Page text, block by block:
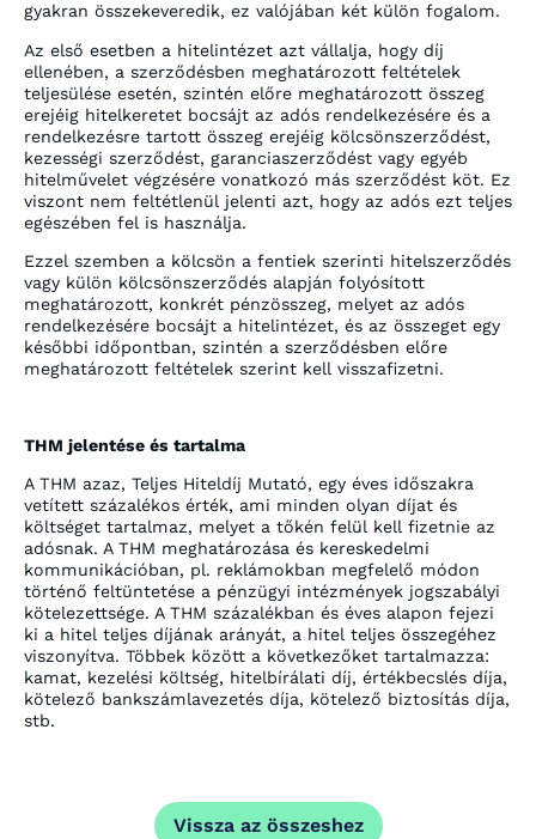
gyakran összekeveredik, ez valójában két külön fogalom.
Az első esetben a hitelintézet azt vállalja, hogy díj
ellenében, a szerződésben meghatározott feltételek
teljesülése esetén, szintén előre meghatározott összeg
erejéig hitelkeretet bocsájt az adós rendelkezésére és a
rendelkezésre tartott összeg erejéig kölcsönszerződést,
kezességi szerződést, garanciaszerződést vagy egyéb
hitelművelet végzésére vonatkozó más szerződést köt. Ez
viszont nem feltétlenül jelenti azt, hogy az adós ezt teljes
egészében fel is használja.
Ezzel szemben a kölcsön a fentiek szerinti hitelszerződés
vagy külön kölcsönszerződés alapján folyósított
meghatározott, konkrét pénzösszeg, melyet az adós
rendelkezésére bocsájt a hitelintézet, és az összeget egy
későbbi időpontban, szintén a szerződésben előre
meghatározott feltételek szerint kell visszafizetni.
THM jelentése és tartalma
A THM azaz, Teljes Hiteldíj Mutató, egy éves időszakra
vetített százalékos érték, ami minden olyan díjat és
költséget tartalmaz, melyet a tőkén felül kell fizetnie az
adósnak. A THM meghatározása és kereskedelmi
kommunikációban, pl. reklámokban megfelelő módon
történő feltüntetése a pénzügyi intézmények jogszabályi
kötelezettsége. A THM százalékban és éves alapon fejezi
ki a hitel teljes díjának arányát, a hitel teljes összegéhez
viszonyítva. Többek között a következőket tartalmazza:
kamat, kezelési költség, hitelbírálati díj, értékbecslés díja,
kötelező bankszámlavezetés díja, kötelező biztosítás díja,
stb.
Vissza az összeshez